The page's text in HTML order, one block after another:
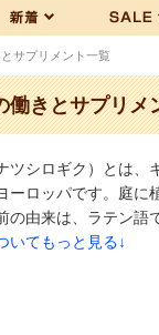
サプリメント一覧
働きとサプリメ
ツシロギク）とは
ーロッパです。庭
の由来は、ラテン
いてもっと見る↓